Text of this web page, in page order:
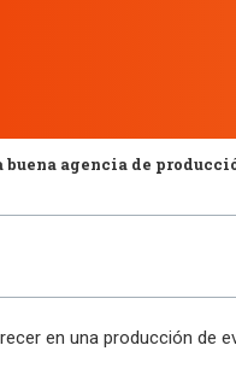
buena agencia de
en una producción de